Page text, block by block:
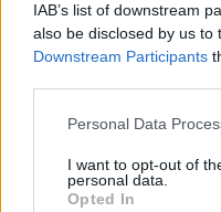
IAB’s list of downstream
also be disclosed by us to
Downstream Participants
Personal Data
I want to opt-out of
personal data.
Opted In
wenn Du in diesem
Gesprächen
starten möchtest,
im Spiel einloggen.
Wir freuen uns auf
unserem Forum!
„Zum
Thema: Leben Liebe Freude und
Wohnzimmer weiterrocken :)